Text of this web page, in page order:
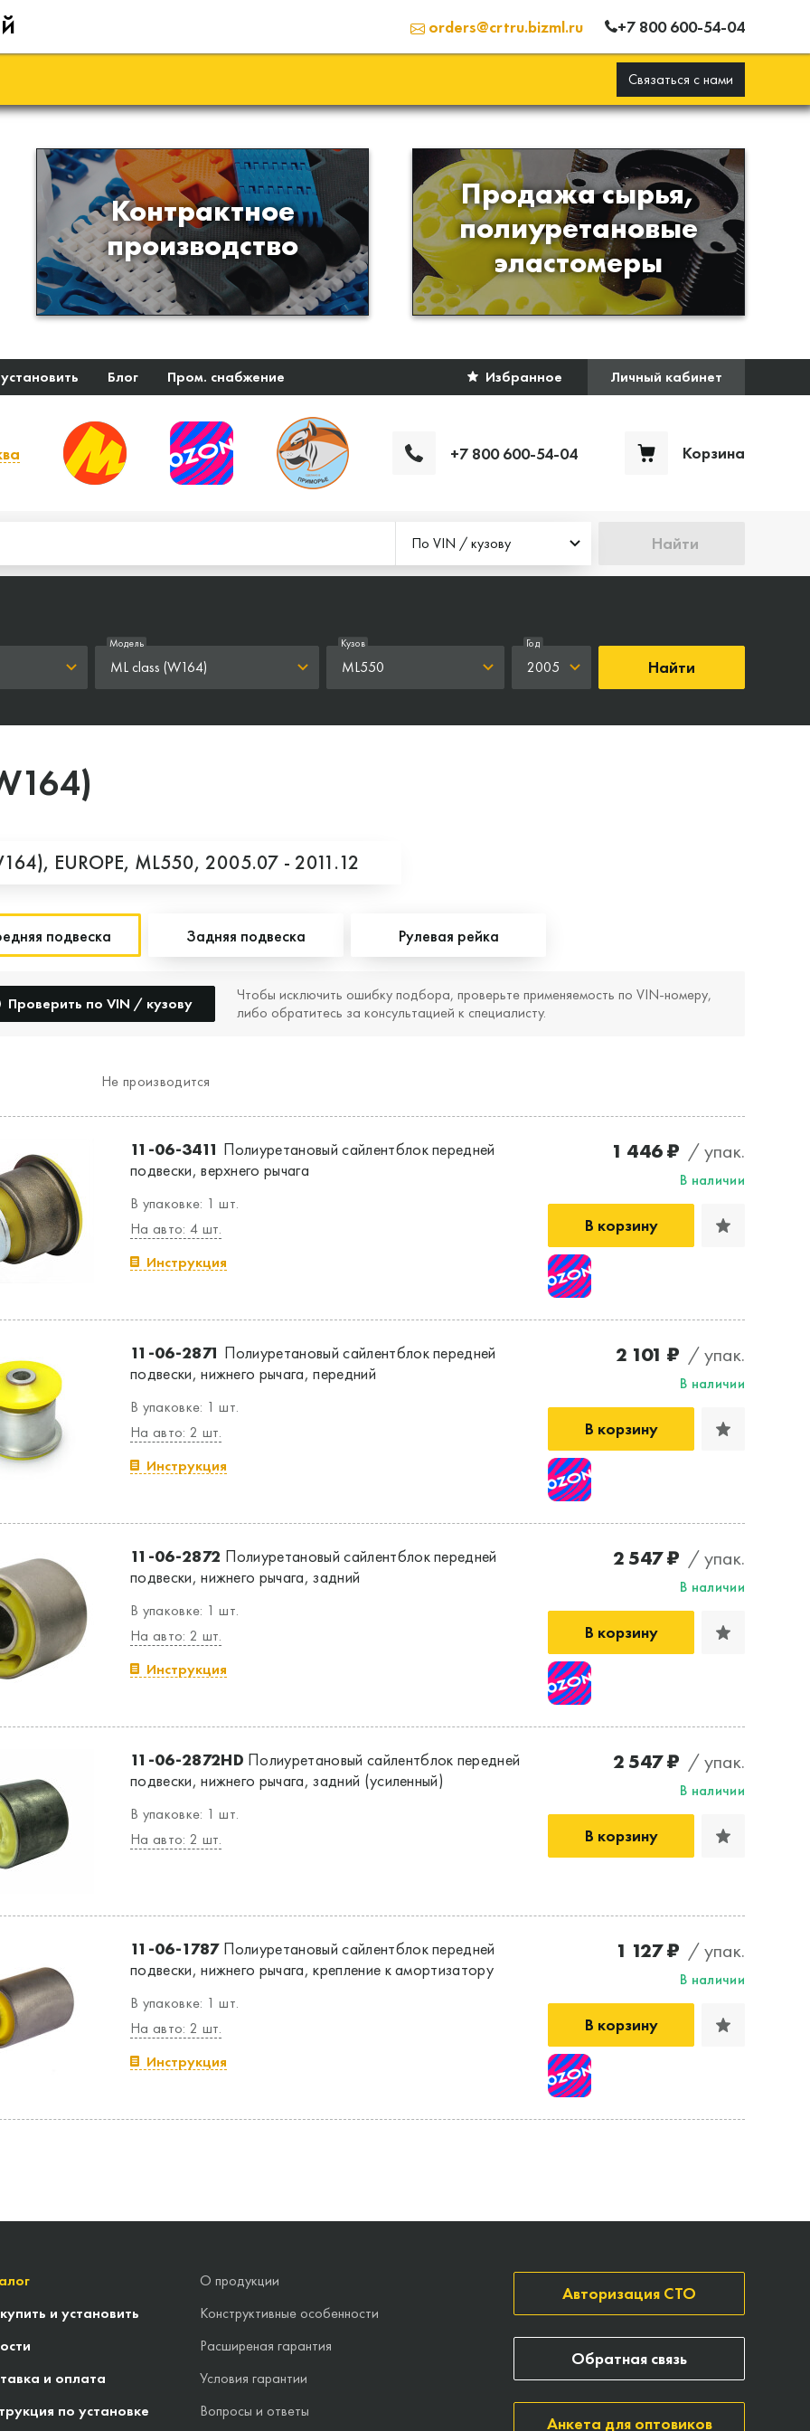
orders@crtru.bizml.ru +7 800 600-54-04
Связаться с нами
Контрактное
производство
Производство изделий из
пластиков и полимеров по
образцам либо чертежам
заказчика
Продажа сырья,
полиуретановые
эластомеры
Продажа сырья для
производства изделий из
полиуретана
Блог Пром. снабжение Избранное Личный кабинет
+7 800 600-54-04 Корзина
По VIN / кузову Найти
ML class (W164)
Модель
ML550
Кузов
2005
Год
Найти
EUROPE, ML550, 2005.07 - 2011.12
подвеска Задняя подвеска Рулевая рейка
Проверить по VIN / кузову
Чтобы исключить ошибку подбора, проверьте применяемость по VIN‑номеру,
либо обратитесь за консультацией к специалисту.
Не производится
11-06-3411 Полиуретановый сайлентблок передней
подвески, верхнего рычага
В упаковке: 1 шт.
На авто: 4 шт.
Инструкция
1 446 ₽ / упак.
В наличии
В корзину
11-06-2871 Полиуретановый сайлентблок передней
подвески, нижнего рычага, передний
В упаковке: 1 шт.
На авто: 2 шт.
Инструкция
2 101 ₽ / упак.
В наличии
В корзину
11-06-2872 Полиуретановый сайлентблок передней
подвески, нижнего рычага, задний
В упаковке: 1 шт.
На авто: 2 шт.
Инструкция
2 547 ₽ / упак.
В наличии
В корзину
11-06-2872HD Полиуретановый сайлентблок передней
подвески, нижнего рычага, задний (усиленный)
В упаковке: 1 шт.
На авто: 2 шт.
2 547 ₽ / упак.
В наличии
В корзину
11-06-1787Полиуретановый сайлентблок передней
подвески, нижнего рычага, крепление к амортизатору
В упаковке: 1 шт.
На авто: 2 шт.
Инструкция
1 127 ₽ / упак.
В наличии
В корзину
и установить
и оплата
по установке
О продукции
Конструктивные особенности
Расширеная гарантия
Условия гарантии
Вопросы и ответы
Авторизация СТО
Анкета для оптовиков
Обратная связь